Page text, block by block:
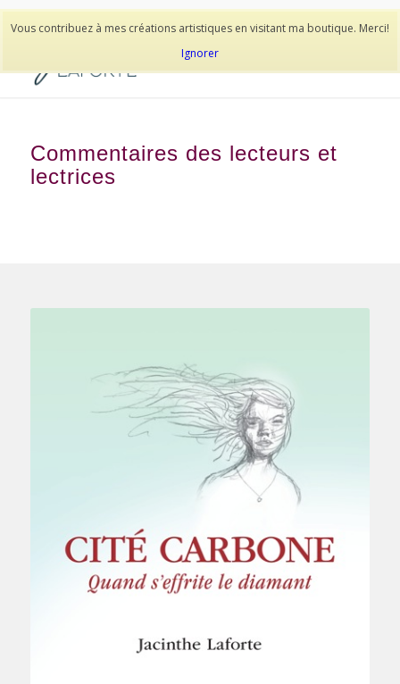
Vous contribuez à mes créations artistiques en visitant ma boutique. Merci!
Ignorer
514-278-9938
Commentaires des lecteurs et
lectrices